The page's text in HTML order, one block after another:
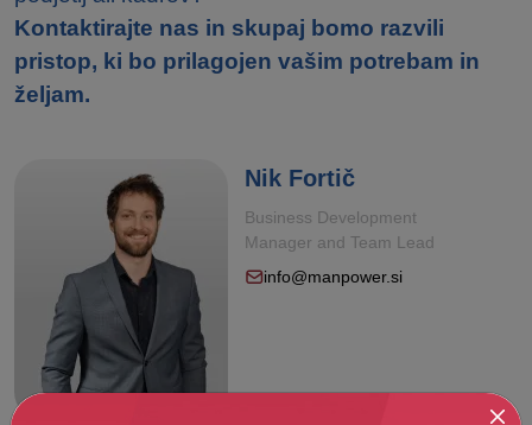
Kontaktirajte nas in skupaj bomo razvili
pristop, ki bo prilagojen vašim potrebam in
željam.
Nik Fortič
Business Development
Manager and Team Lead
info@manpower.si